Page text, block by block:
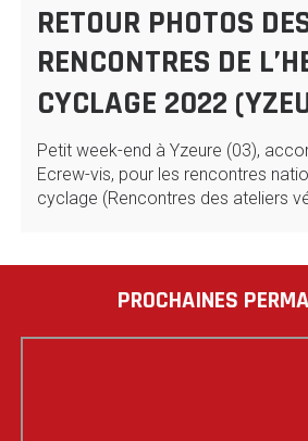
RETOUR PHOTOS
RENCONTRES DE
CYCLAGE 2022
Petit week-end à Yzeure (03),
Ecrew-vis, pour les rencontres
cyclage (Rencontres des ateliers
PROCHAINES